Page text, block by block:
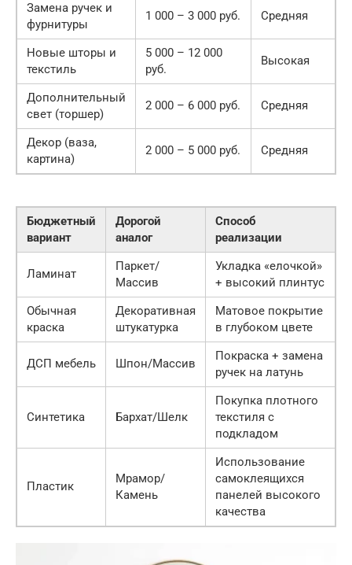
Замена ручек и
фурнитуры
1 000 – 3 000 руб. Средняя
Новые шторы и
текстиль
5 000 – 12 000
руб.
Высокая
Дополнительный
свет (торшер)
2 000 – 6 000 руб. Средняя
Декор (ваза,
картина)
2 000 – 5 000 руб. Средняя
Бюджетный
вариант
Дорогой
аналог
Способ
реализации
Ламинат
Паркет/
Массив
Укладка «елочкой»
+ высокий плинтус
Обычная
краска
Декоративная
штукатурка
Матовое покрытие
в глубоком цвете
ДСП мебель Шпон/Массив
Покраска + замена
ручек на латунь
Синтетика Бархат/Шелк
Покупка плотного
текстиля с
подкладом
Пластик
Мрамор/
Камень
Использование
самоклеящихся
панелей высокого
качества